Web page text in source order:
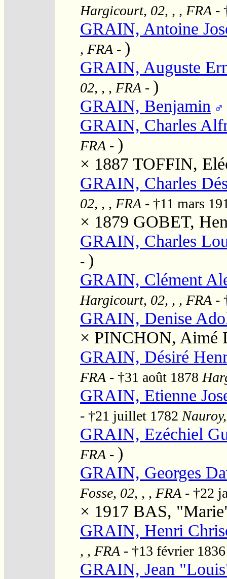
Hargicourt, 02, , , FRA -
GRAIN, Antoine
, FRA - )
GRAIN, Auguste
02, , , FRA - )
GRAIN, Benjamin
GRAIN, Charles
FRA - )
× 1887 TOFFIN,
GRAIN, Charles
02, , , FRA - †11 mars
× 1879 GOBET,
GRAIN, Charles
- )
GRAIN, Clément
Hargicourt, 02, , , FRA -
GRAIN, Denise
× PINCHON, Aimé
GRAIN, Désiré
FRA - †31 août 1878
GRAIN, Etienne
- †21 juillet 1782
GRAIN, Ezéchiel
FRA - )
GRAIN, Georges
Fosse, 02, , , FRA - †22
× 1917 BAS,
GRAIN, Henri
, , FRA - †13 février
GRAIN, Jean